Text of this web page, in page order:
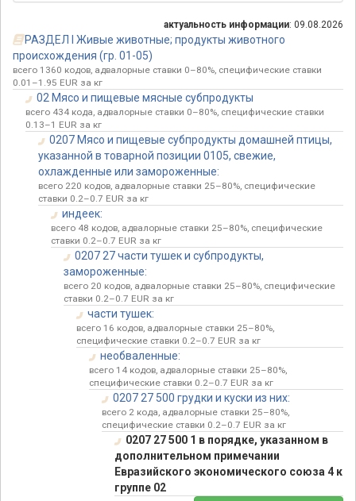
актуальность информации: 09.08.2026
РАЗДЕЛ I Живые животные; продукты животного
происхождения (гр. 01-05)
всего 1360 кодов, адвалорные ставки 0–80%, специфические ставки
0.01–1.95 EUR за кг
02 Мясо и пищевые мясные субпродукты
всего 434 кода, адвалорные ставки 0–80%, специфические ставки
0.13–1 EUR за кг
0207 Мясо и пищевые субпродукты домашней птицы,
указанной в товарной позиции 0105, свежие,
охлажденные или замороженные:
всего 220 кодов, адвалорные ставки 25–80%, специфические
ставки 0.2–0.7 EUR за кг
индеек:
всего 48 кодов, адвалорные ставки 25–80%, специфические
ставки 0.2–0.7 EUR за кг
0207 27 части тушек и субпродукты,
замороженные:
всего 20 кодов, адвалорные ставки 25–80%, специфические
ставки 0.2–0.7 EUR за кг
части тушек:
всего 16 кодов, адвалорные ставки 25–80%,
специфические ставки 0.2–0.7 EUR за кг
необваленные:
всего 14 кодов, адвалорные ставки 25–80%,
специфические ставки 0.2–0.7 EUR за кг
0207 27 500 грудки и куски из них:
всего 2 кода, адвалорные ставки 25–80%,
специфические ставки 0.2–0.7 EUR за кг
0207 27 500 1 в порядке, указанном в
дополнительном примечании
Евразийского экономического союза 4 к
группе 02